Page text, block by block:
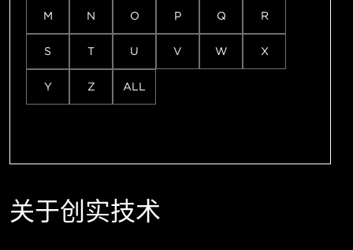
M N O P Q R
S T U V W X
Y Z ALL
关于创实技术